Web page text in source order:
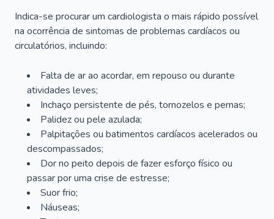
Indica-se procurar um cardiologista o mais rápido possível
na ocorrência de sintomas de problemas cardíacos ou
circulatórios, incluindo:
Falta de ar ao acordar, em repouso ou durante
atividades leves;
Inchaço persistente de pés, tornozelos e pernas;
Palidez ou pele azulada;
Palpitações ou batimentos cardíacos acelerados ou
descompassados;
Dor no peito depois de fazer esforço físico ou
passar por uma crise de estresse;
Suor frio;
Náuseas;